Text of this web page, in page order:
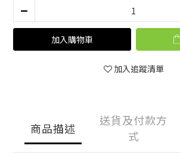
加入購物車
加入追蹤清單
商品描述
送貨及付款方
式